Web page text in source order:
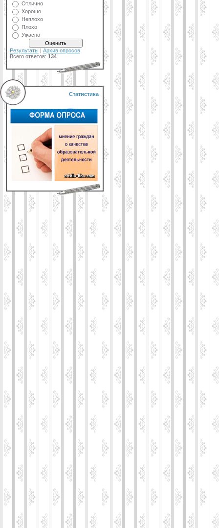
Отлично
Хорошо
Неплохо
Плохо
Ужасно
Результаты | Архив опросов
Всего ответов: 134
Статистика